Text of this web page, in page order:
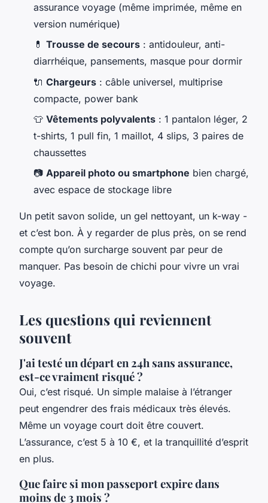
assurance voyage (même imprimée, même en
version numérique)
💊 Trousse de secours : antidouleur, anti-
diarrhéique, pansements, masque pour dormir
🔌 Chargeurs : câble universel, multiprise
compacte, power bank
👕 Vêtements polyvalents : 1 pantalon léger, 2
t-shirts, 1 pull fin, 1 maillot, 4 slips, 3 paires de
chaussettes
📷 Appareil photo ou smartphone bien chargé,
avec espace de stockage libre
Un petit savon solide, un gel nettoyant, un k-way -
et c’est bon. À y regarder de plus près, on se rend
compte qu’on surcharge souvent par peur de
manquer. Pas besoin de chichi pour vivre un vrai
voyage.
Les questions qui reviennent
souvent
J'ai testé un départ en 24h sans assurance,
est-ce vraiment risqué ?
Oui, c’est risqué. Un simple malaise à l’étranger
peut engendrer des frais médicaux très élevés.
Même un voyage court doit être couvert.
L’assurance, c’est 5 à 10 €, et la tranquillité d’esprit
en plus.
Que faire si mon passeport expire dans
moins de 3 mois ?